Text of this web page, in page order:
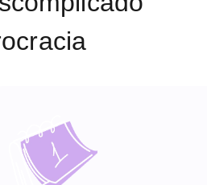
elevado podem indicar riscos
exigem ajustes na dieta.